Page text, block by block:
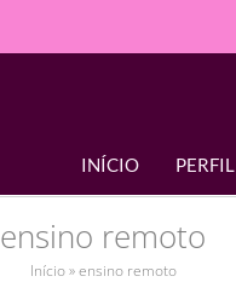
INÍCIO PERFIL
ensino remoto
Início»ensino remoto